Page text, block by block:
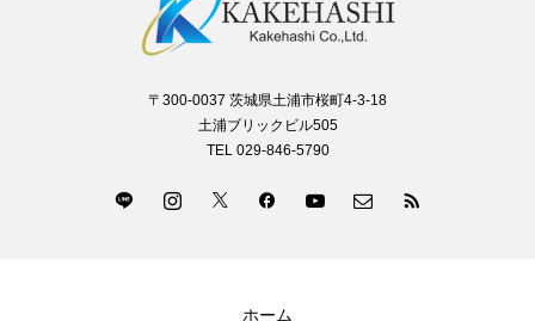
〒300-0037 茨城県土浦市桜町4-3-18
土浦ブリックビル505
TEL 029-846-5790
ホーム